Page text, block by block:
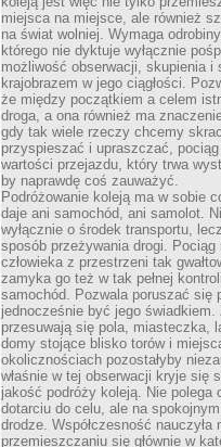
miejsca na miejsce, ale również
na świat wolniej. Wymaga
którego nie dyktuje wyłącznie
możliwość obserwacji, skupienia i
krajobrazem w jego ciągłości.
że między początkiem a celem
droga, a ona również ma
gdy tak wiele rzeczy chcemy
przyspieszać i upraszczać,
wartości przejazdu, który trwa
by naprawdę coś zauważyć.
Podróżowanie koleją ma w sobie
daje ani samochód, ani samolot.
wyłącznie o środek transportu,
sposób przeżywania drogi. Pociąg
człowieka z przestrzeni tak
zamyka go też w tak pełnej
samochód. Pozwala poruszać się
jednocześnie być jego świadkiem.
przesuwają się pola, miasteczka,
domy stojące blisko torów i
okolicznościach pozostałyby
właśnie w tej obserwacji kryje się
jakość podróży koleją. Nie polega
dotarciu do celu, ale na
drodze. Współczesność nauczyła
przemieszczaniu się głównie w